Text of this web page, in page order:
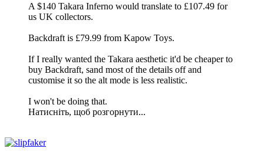
A $140 Takara Inferno would translate to £107.49 for
us UK collectors.
Backdraft is £79.99 from Kapow Toys.
If I really wanted the Takara aesthetic it'd be cheaper to
buy Backdraft, sand most of the details off and
customise it so the alt mode is less realistic.
I won't be doing that.
Натисніть, щоб розгорнути...